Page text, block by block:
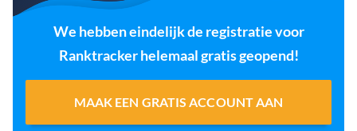
We hebben eindelijk de registratie voor
Ranktracker helemaal gratis geopend!
MAAK EEN GRATIS ACCOUNT AAN